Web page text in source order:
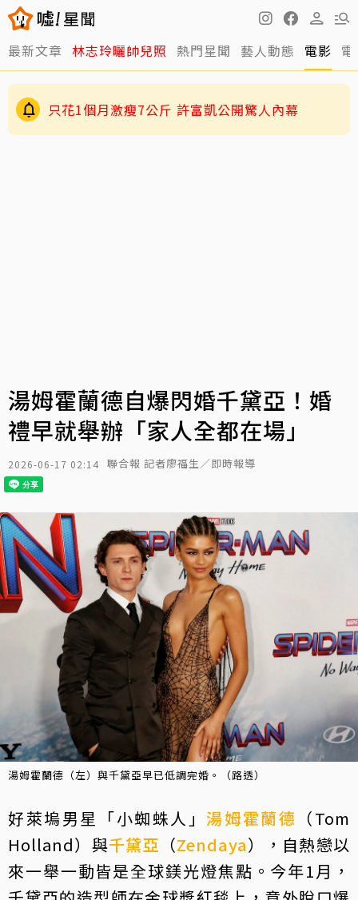
最新文章 林志玲曬帥兒照 熱門星聞 藝人動態 電影
只花1個月激瘦7公斤 許富凱公開驚人內幕
湯姆霍蘭德自爆閃婚千黛亞！婚
禮早就舉辦「家人全都在場」
2026-06-17 02:14 聯合報 記者廖福生／即時報導
湯姆霍蘭德（左）與千黛亞早已低調完婚。（路透）
好萊塢男星「小蜘蛛人」 湯姆霍蘭德 （Tom
Holland）與千黛亞 （Zendaya），自熱戀以
來一舉一動皆是全球鎂光燈焦點。今年1月，